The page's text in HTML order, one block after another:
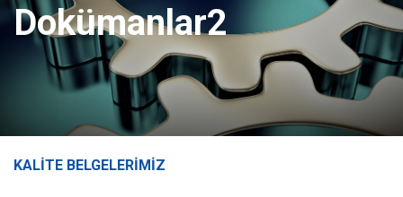
Dokümanlar2
KALİTE BELGELERİMİZ